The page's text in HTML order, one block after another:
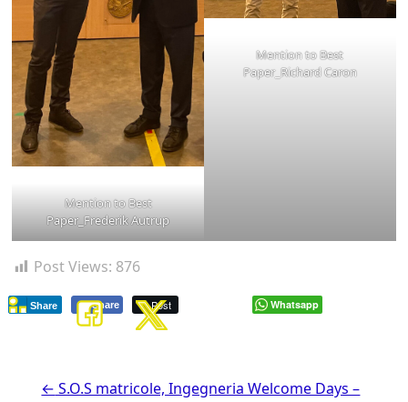
Mention to Best
Paper_Frederik Autrup
Mention to Best
Paper_Richard Caron
Post Views: 876
Share Post
Share Whatsapp
← S.O.S matricole, Ingegneria Welcome Days –